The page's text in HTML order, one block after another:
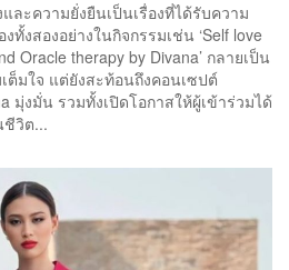
ละความยั่งยืนเป็นเรื่องที่ได้รับความ
ทั้งสองอย่างในกิจกรรมเช่น ‘Self love
Oracle therapy by Divana’ กลายเป็น
ต็มใจ แต่ยังสะท้อนถึงคอนเซปต์
มุ่งมั่น รวมทั้งเปิดโอกาสให้ผู้เข้าร่วมได้
ชีวิต...